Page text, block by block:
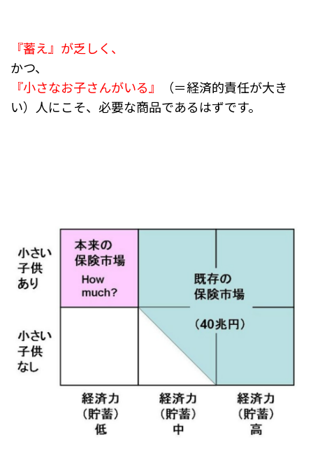
『蓄え』が乏しく、
かつ、
『小さなお子さんがいる』
（＝経済的責任が大き
い）人にこそ、必要な商品であるはずです。